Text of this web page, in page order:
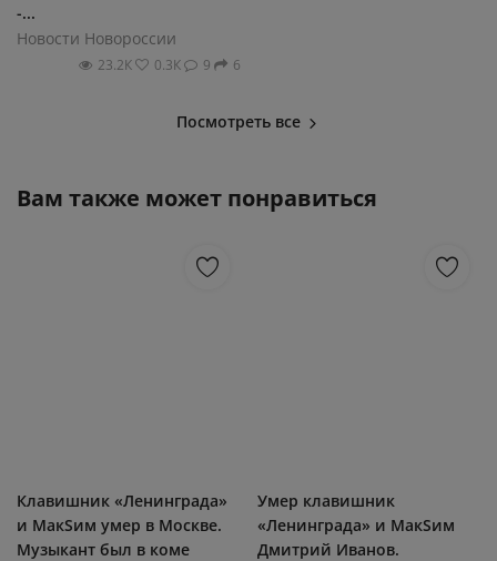
-...
Новости Новороссии
23.2К 0.3К 9 6
Посмотреть все
Вам также может понравиться
Клавишник «Ленинграда»
и МакSим умер в Москве.
Музыкант был в коме
Умер клавишник
«Ленинграда» и МакSим
Дмитрий Иванов.